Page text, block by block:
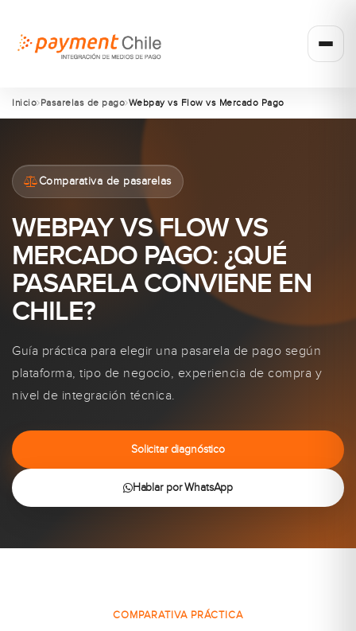
Inicio Pasarelas de pago Webpay vs Flow vs Mercado Pago
Comparativa de pasarelas
WEBPAY VS FLOW VS
MERCADO PAGO: ¿QUÉ
PASARELA CONVIENE EN
CHILE?
Guía práctica para elegir una pasarela de pago según
plataforma, tipo de negocio, experiencia de compra y
nivel de integración técnica.
Solicitar diagnóstico
Hablar por WhatsApp
COMPARATIVA PRÁCTICA